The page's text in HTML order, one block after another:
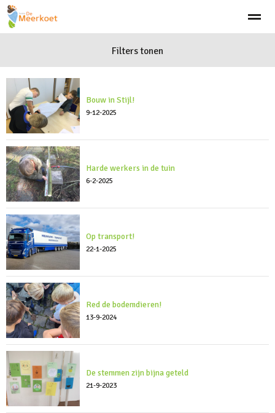
Aanmelden Team
Home Bellen
Filters tonen
Bouw in Stijl!
9-12-2025
Harde werkers in de tuin
6-2-2025
Op transport!
22-1-2025
Red de bodemdieren!
13-9-2024
De stemmen zijn bijna geteld
21-9-2023